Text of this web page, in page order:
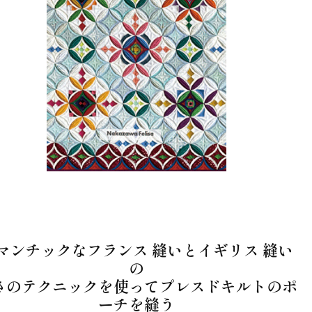
ンチックなフランス 縫いとイギリス 縫い
の
のテクニックを使ってプレスドキルトのポ
ーチを縫う